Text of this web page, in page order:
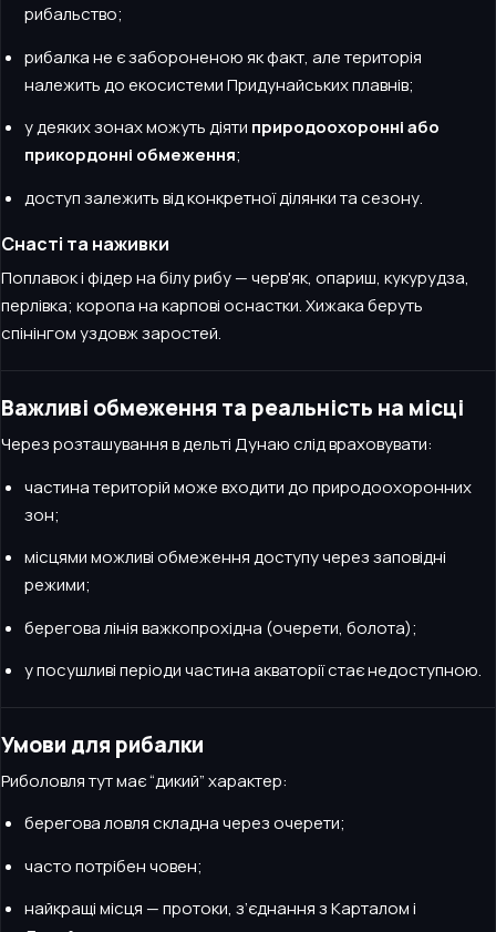
рибальство;
рибалка не є забороненою як факт, але територія
належить до екосистеми Придунайських плавнів;
у деяких зонах можуть діяти природоохоронні або
прикордонні обмеження;
доступ залежить від конкретної ділянки та сезону.
Снасті та наживки
Поплавок і фідер на білу рибу — черв'як, опариш, кукурудза,
перлівка; коропа на карпові оснастки. Хижака беруть
спінінгом уздовж заростей.
Важливі обмеження та реальність на місці
Через розташування в дельті Дунаю слід враховувати:
частина територій може входити до природоохоронних
зон;
місцями можливі обмеження доступу через заповідні
режими;
берегова лінія важкопрохідна (очерети, болота);
у посушливі періоди частина акваторії стає недоступною.
Умови для рибалки
Риболовля тут має “дикий” характер:
берегова ловля складна через очерети;
часто потрібен човен;
найкращі місця — протоки, з’єднання з Карталом і